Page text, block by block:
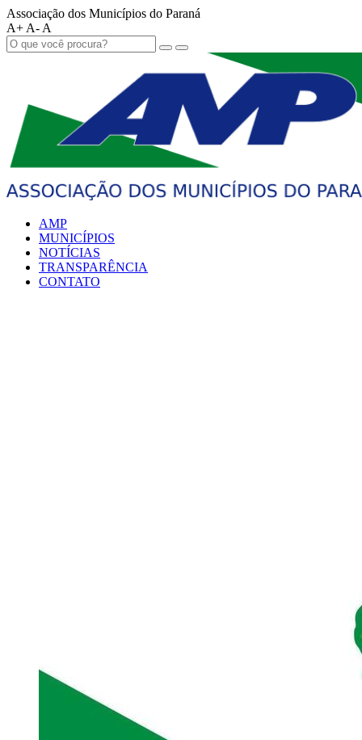
Associação dos Municípios do Paraná
A+ A- A
AMP
MUNICÍPIOS
NOTÍCIAS
TRANSPARÊNCIA
CONTATO